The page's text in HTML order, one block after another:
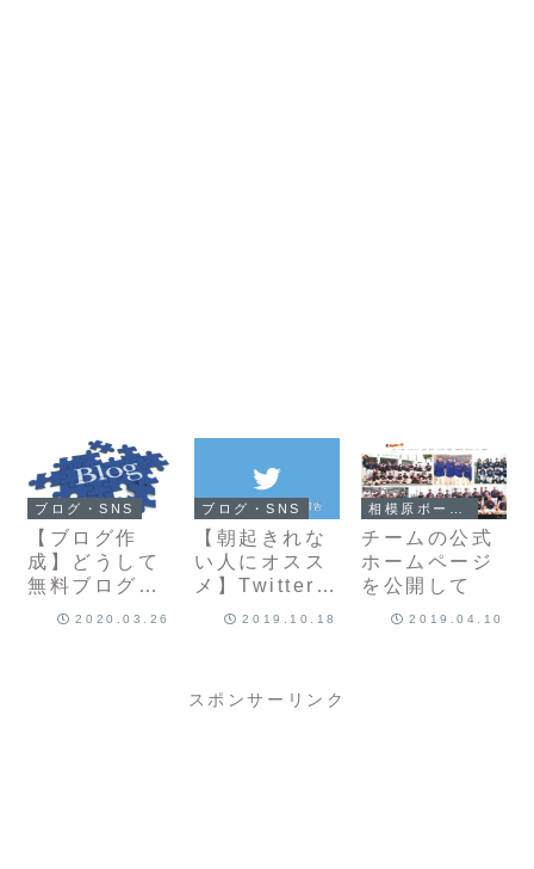
ブログ・SNS
【ブログ作
成】どうして
無料ブログで
はなく2020.03.26
ブログ・SNS
【朝起きれな
い人にオスス
メ】Twitterの
新習慣 ＃起床
2019.10.18
チームの公式
ホームページ
を公開して
2019.04.10
スポンサーリンク